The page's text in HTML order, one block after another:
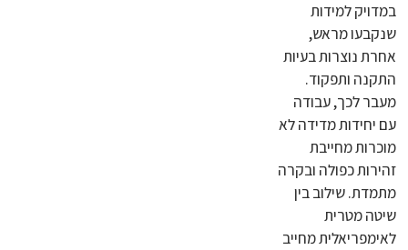
במדויק למידות
שנקבעו מראש,
אחרת נוצרות בעיות
התקנה ותפקוד.
מעבר לכך, עבודה
עם יחידות מדידה לא
מוכרות מחייבת
זהירות כפולה ובקרה
מתמדת. שילוב בין
שיטה מטרית
לאימפריאלית מחייב